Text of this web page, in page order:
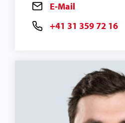
E-Mail
+41 31 359 72 16